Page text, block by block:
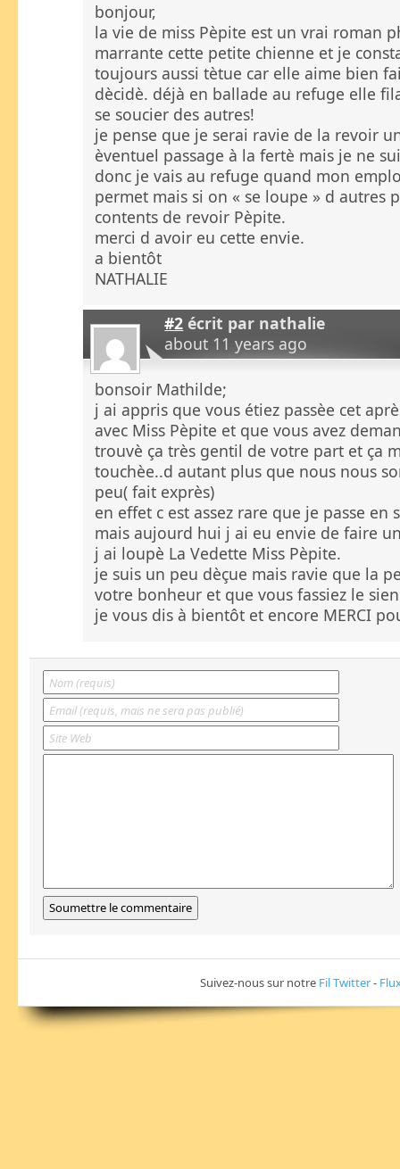
bonjour,
la vie de miss Pèpite est un vrai roman
marrante cette petite chienne et je
toujours aussi tètue car elle aime bien
dècidè. déjà en ballade au refuge elle
se soucier des autres!
je pense que je serai ravie de la revoir
èventuel passage à la fertè mais je ne
donc je vais au refuge quand mon
permet mais si on « se loupe » d autres
contents de revoir Pèpite.
merci d avoir eu cette envie.
a bientôt
NATHALIE
#2 écrit par nathalie
about 11 years ago
bonsoir Mathilde;
j ai appris que vous étiez passèe cet
avec Miss Pèpite et que vous avez
trouvè ça très gentil de votre part et ça
touchèe..d autant plus que nous nous
peu( fait exprès)
en effet c est assez rare que je passe en
mais aujourd hui j ai eu envie de faire
j ai loupè La Vedette Miss Pèpite.
je suis un peu dèçue mais ravie que la
votre bonheur et que vous fassiez le
je vous dis à bientôt et encore MERCI
Suivez-nous sur notre Fil Twitter-